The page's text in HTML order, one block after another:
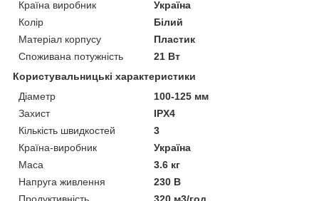
Країна виробник
Україна
Колір
Білий
Матеріал корпусу
Пластик
Споживана потужність
21 Вт
Користувальницькі характеристики
Діаметр
100-125 мм
Захист
IPX4
Кількість швидкостей
3
Країна-виробник
Україна
Маса
3.6 кг
Напруга живлення
230 В
Продуктивність
320 м3/год